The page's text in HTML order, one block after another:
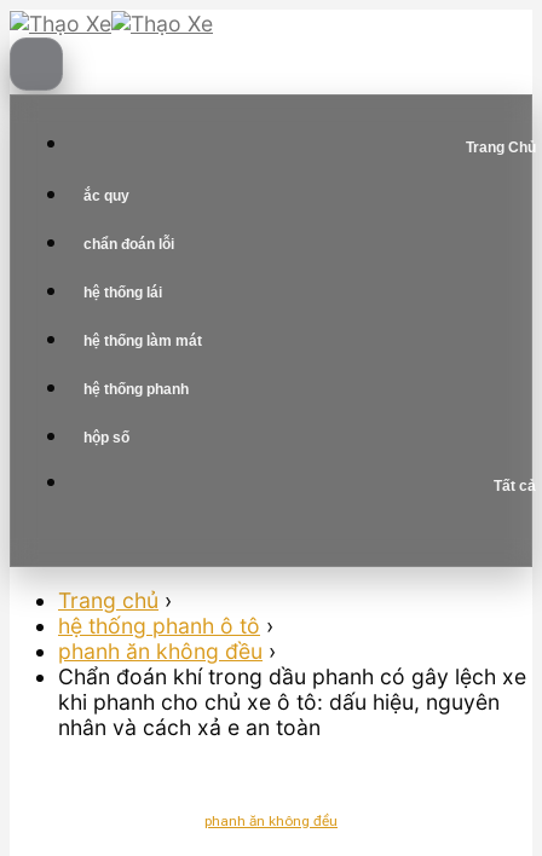
Skip
to
content
Trang Chủ
ắc quy
chẩn đoán lỗi
hệ thống lái
hệ thống làm mát
hệ thống phanh
hộp số
Tất cả
Trang chủ ›
hệ thống phanh ô tô ›
phanh ăn không đều ›
Chẩn đoán khí trong dầu phanh có gây lệch xe
khi phanh cho chủ xe ô tô: dấu hiệu, nguyên
nhân và cách xả e an toàn
phanh ăn không đều